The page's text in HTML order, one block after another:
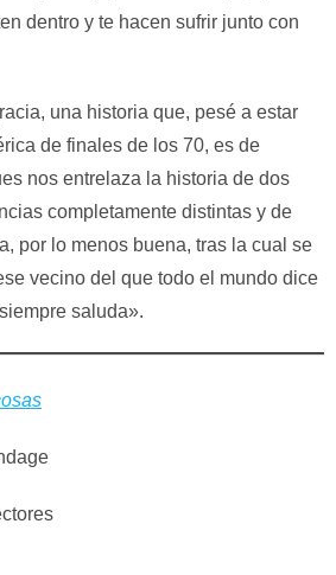
dentro y te hacen sufrir junto con
una historia que, pesé a estar
de finales de los 70, es de
nos entrelaza la historia de dos
completamente distintas y de
por lo menos buena, tras la cual se
vecino del que todo el mundo dice
saluda».